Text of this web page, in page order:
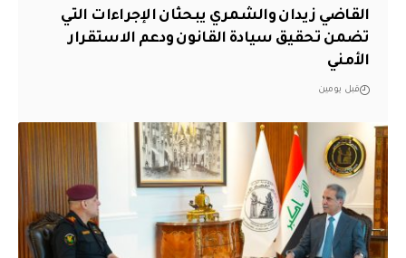
القاضي زيدان والشمري يبحثان الإجراءات التي
تضمن تحقيق سيادة القانون ودعم الاستقرار
الأمني
قبل يومين